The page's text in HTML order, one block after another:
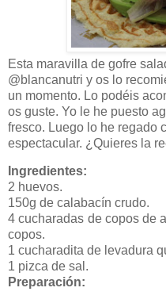
Esta maravilla de gofre
@blancanutri y os lo
un momento. Lo podéis
os guste. Yo le he puesto
fresco. Luego lo he regado
espectacular. ¿Quieres la
Ingredientes:
2 huevos.
150g de calabacín crudo.
4 cucharadas de copos de
copos.
1 cucharadita de levadura
1 pizca de sal.
Preparación: